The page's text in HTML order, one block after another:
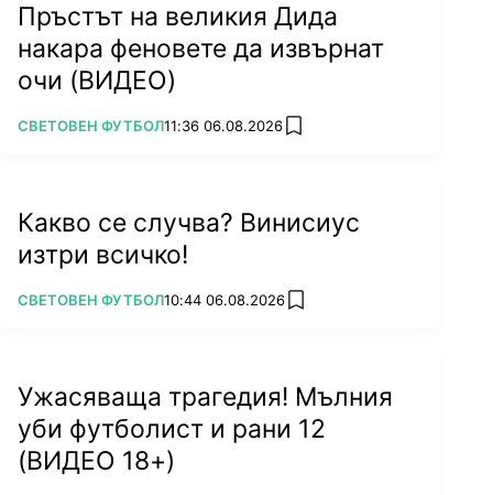
Пръстът на великия Дида
накара феновете да извърнат
очи (ВИДЕО)
ПОВЕЧЕ ОТ
СВЕТОВЕН ФУТБОЛ11:36 06.08.2026 add favorites
Какво се случва? Винисиус
изтри всичко!
ПОВЕЧЕ ОТ
СВЕТОВЕН ФУТБОЛ10:44 06.08.2026 add favorites
Ужасяваща трагедия! Мълния
уби футболист и рани 12
(ВИДЕО 18+)